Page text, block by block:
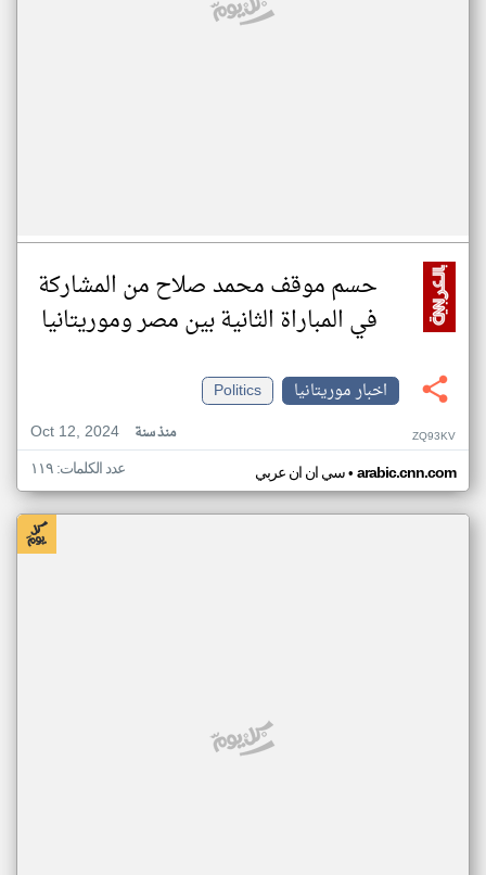
حسم موقف محمد صلاح من المشاركة
في المباراة الثانية بين مصر وموريتانيا
اخبار موريتانيا
Politics
Oct 12, 2024
منذ سنة ZQ93KV
سي ان ان عربي• arabic.cnn.com عدد الكلمات: ١١٩